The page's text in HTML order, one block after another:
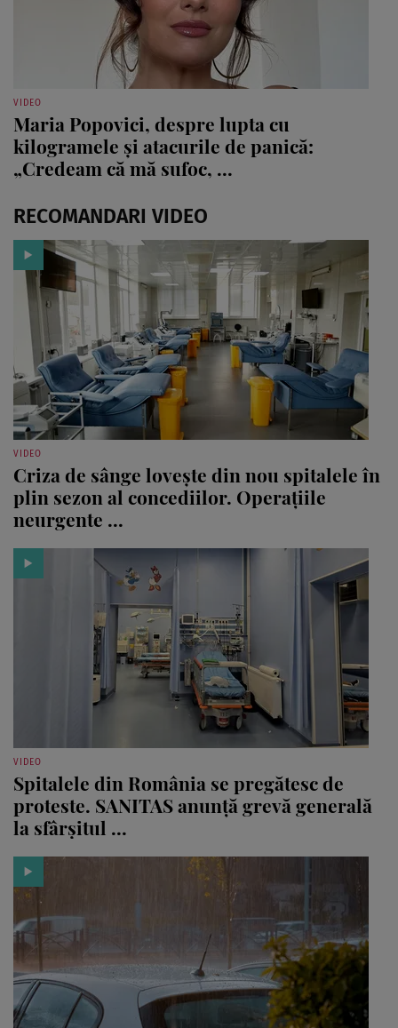
VIDEO
Maria Popovici, despre lupta cu
kilogramele și atacurile de panică:
„Credeam că mă sufoc, ...
RECOMANDARI VIDEO
VIDEO
Criza de sânge lovește din nou spitalele în
plin sezon al concediilor. Operațiile
neurgente ...
VIDEO
Spitalele din România se pregătesc de
proteste. SANITAS anunță grevă generală
la sfârșitul ...